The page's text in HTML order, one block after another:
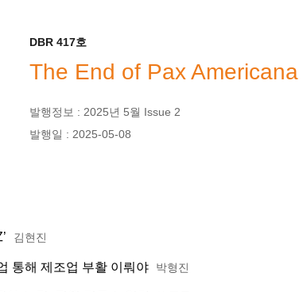
DBR 417호
The End of Pax Americana
발행정보 : 2025년 5월 Issue 2
발행일 : 2025-05-08
김현진
통해 제조업 부활 이뤄야 박형진